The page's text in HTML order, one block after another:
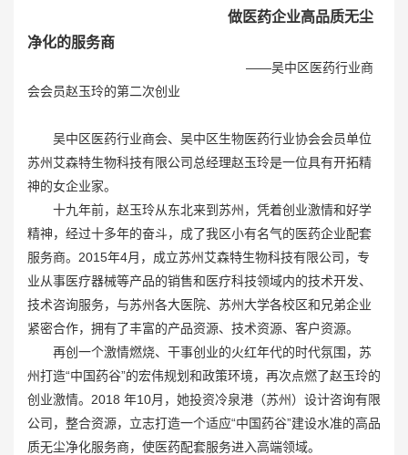
做医药企业高品质无尘
净化的服务商
——吴中区医药行业商
会会员赵玉玲的第二次创业
吴中区医药行业商会、吴中区生物医药行业协会会员单位
苏州艾森特生物科技有限公司总经理赵玉玲是一位具有开拓精
神的女企业家。
十九年前，赵玉玲从东北来到苏州，凭着创业激情和好学
精神，经过十多年的奋斗，成了我区小有名气的医药企业配套
服务商。2015年4月，成立苏州艾森特生物科技有限公司，专
业从事医疗器械等产品的销售和医疗科技领域内的技术开发、
技术咨询服务，与苏州各大医院、苏州大学各校区和兄弟企业
紧密合作，拥有了丰富的产品资源、技术资源、客户资源。
再创一个激情燃烧、干事创业的火红年代的时代氛围，苏
州打造“中国药谷”的宏伟规划和政策环境，再次点燃了赵玉玲的
创业激情。2018 年10月，她投资冷泉港（苏州）设计咨询有限
公司，整合资源，立志打造一个适应“中国药谷”建设水准的高品
质无尘净化服务商，使医药配套服务进入高端领域。